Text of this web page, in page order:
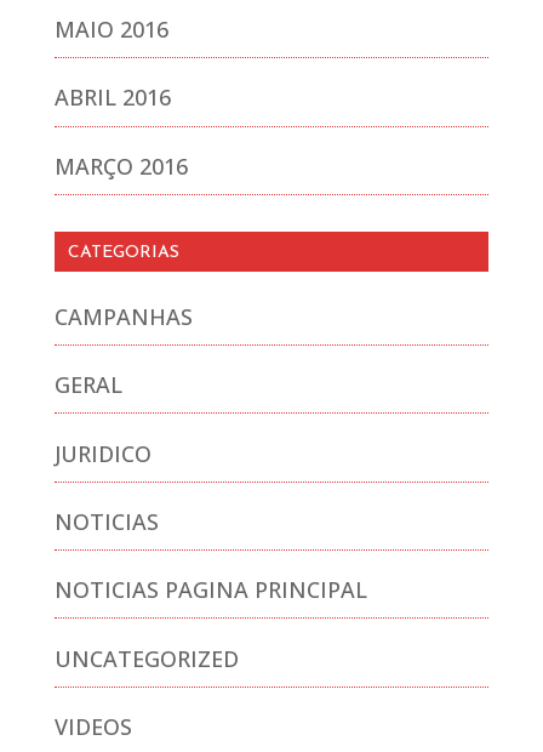
MAIO 2016
ABRIL 2016
MARÇO 2016
CATEGORIAS
CAMPANHAS
GERAL
JURIDICO
NOTICIAS
NOTICIAS PAGINA PRINCIPAL
UNCATEGORIZED
VIDEOS